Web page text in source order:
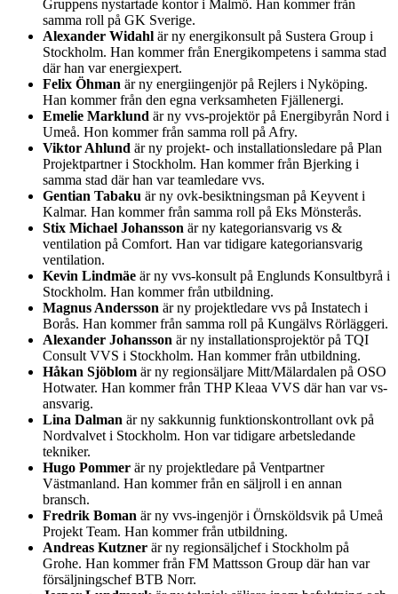
Gruppens nystartade kontor i Malmö. Han kommer från
samma roll på GK Sverige.
Alexander Widahl är ny energikonsult på Sustera Group i
Stockholm. Han kommer från Energikompetens i samma stad
där han var energiexpert.
Felix Öhman är ny energiingenjör på Rejlers i Nyköping.
Han kommer från den egna verksamheten Fjällenergi.
Emelie Marklund är ny vvs-projektör på Energibyrån Nord i
Umeå. Hon kommer från samma roll på Afry.
Viktor Ahlund är ny projekt- och installationsledare på Plan
Projektpartner i Stockholm. Han kommer från Bjerking i
samma stad där han var teamledare vvs.
Gentian Tabaku är ny ovk-besiktningsman på Keyvent i
Kalmar. Han kommer från samma roll på Eks Mönsterås.
Stix Michael Johansson är ny kategoriansvarig vs &
ventilation på Comfort. Han var tidigare kategoriansvarig
ventilation.
Kevin Lindmäe är ny vvs-konsult på Englunds Konsultbyrå i
Stockholm. Han kommer från utbildning.
Magnus Andersson är ny projektledare vvs på Instatech i
Borås. Han kommer från samma roll på Kungälvs Rörläggeri.
Alexander Johansson är ny installationsprojektör på TQI
Consult VVS i Stockholm. Han kommer från utbildning.
Håkan Sjöblom är ny regionsäljare Mitt/Mälardalen på OSO
Hotwater. Han kommer från THP Kleaa VVS där han var vs-
ansvarig.
Lina Dalman är ny sakkunnig funktionskontrollant ovk på
Nordvalvet i Stockholm. Hon var tidigare arbetsledande
tekniker.
Hugo Pommer är ny projektledare på Ventpartner
Västmanland. Han kommer från en säljroll i en annan
bransch.
Fredrik Boman är ny vvs-ingenjör i Örnsköldsvik på Umeå
Projekt Team. Han kommer från utbildning.
Andreas Kutzner är ny regionsäljchef i Stockholm på
Grohe. Han kommer från FM Mattsson Group där han var
försäljningschef BTB Norr.